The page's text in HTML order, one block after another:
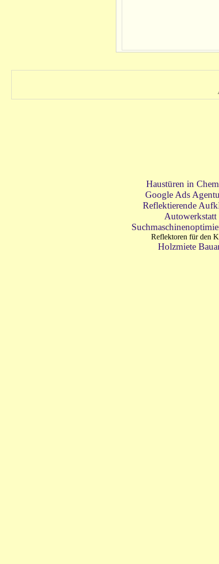
Haustüren in
Google Ads
Reflektierende
Autowerkstatt
Reflektoren für den
Holzmiete